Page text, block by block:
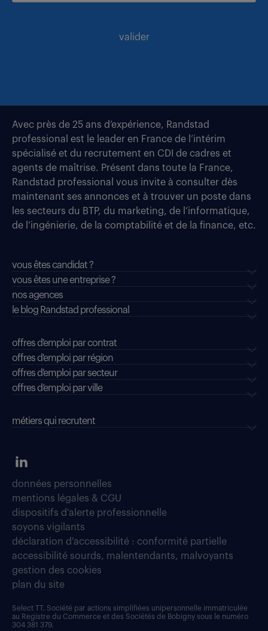
valider
Avec près de 25 ans d’expérience, Randstad
professional est le leader en France de l’intérim
spécialisé et du recrutement en CDI de cadres et
agents de maîtrise. Présent dans toute la France,
Randstad professional vous invite à consulter dès
maintenant ses annonces et à trouver un poste dans
les secteurs du BTP, du marketing, de l’informatique,
de l’ingénierie, de la comptabilité et de la finance, etc.
vous êtes candidat ?
vous êtes une entreprise ?
nos agences
le blog Randstad professional
offres d'emploi par contrat
offres d'emploi par région
offres d'emploi par secteur
offres d’emploi par ville
métiers qui recrutent
données personnelles
mentions légales & CGU
dispositifs d'alerte professionnelle
soyons vigilants
déclaration d'accessibilité : conformité partielle
accessibilité sourds, malentendants, malvoyants
gestion des cookies
plan du site
Select TT, Société par actions simplifiées unipersonnelle immatriculée
au Registre du Commerce et des Sociétés de Bobigny sous le numéro
304 381 379.